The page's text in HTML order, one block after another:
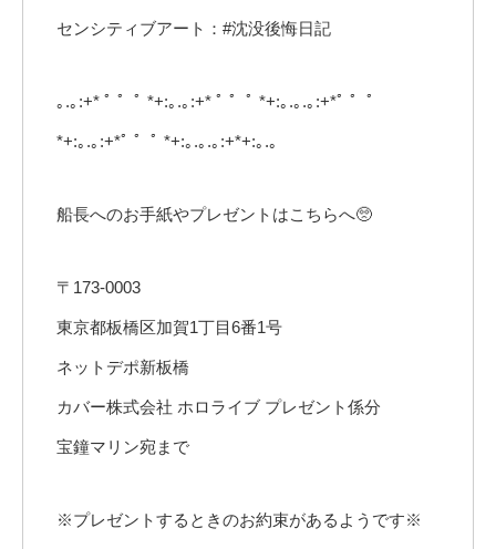
センシティブアート：#沈没後悔日記
｡.｡:+* ﾟ ゜ﾟ *+:｡.｡:+* ﾟ ゜ﾟ *+:｡.｡.｡:+*ﾟ ゜ﾟ
*+:｡.｡:+*ﾟ ゜ﾟ *+:｡.｡.｡:+*+:｡.｡
船長へのお手紙やプレゼントはこちらへ🥺
〒173-0003
東京都板橋区加賀1丁目6番1号
ネットデポ新板橋
カバー株式会社 ホロライブ プレゼント係分
宝鐘マリン宛まで
※プレゼントするときのお約束があるようです※